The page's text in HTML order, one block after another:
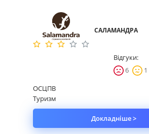
САЛАМАНДРА
Відгуки:
6
1
ОСЦПВ
Туризм
Докладніше >